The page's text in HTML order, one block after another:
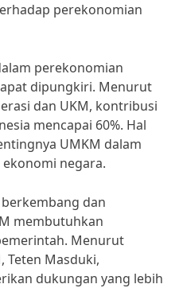
perekonomian
perekonomian
dipungkiri. Menurut
dan UKM, kontribusi
mencapai 60%. Hal
UMKM dalam
negara.
dan
membutuhkan
Menurut
Teten Masduki,
dukungan yang lebih